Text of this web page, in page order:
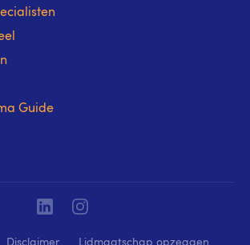
Guide
Linkedin